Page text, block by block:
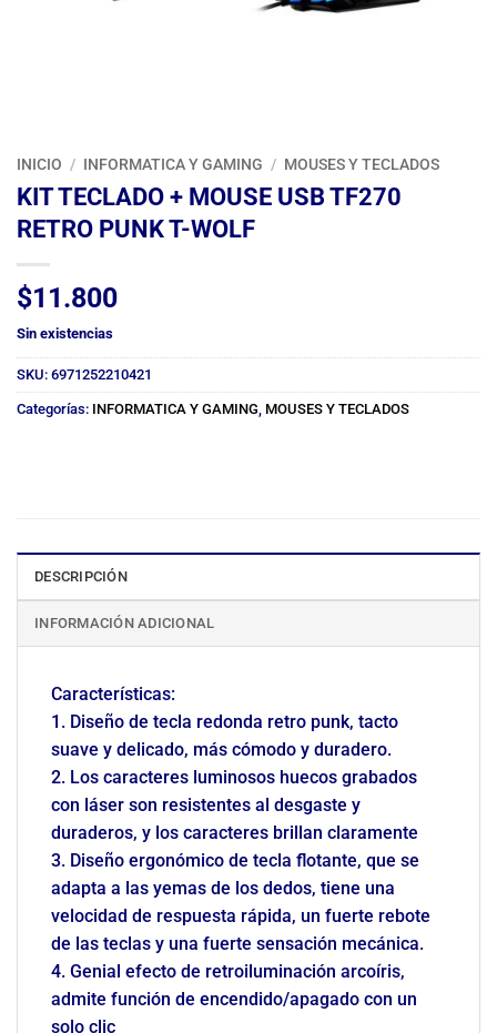
INICIO / INFORMATICA Y GAMING / MOUSES Y TECLADOS
KIT TECLADO + MOUSE USB TF270
RETRO PUNK T-WOLF
$11.800
Sin existencias
SKU: 6971252210421
Categorías: INFORMATICA Y GAMING MOUSES Y TECLADOS
DESCRIPCIÓN
INFORMACIÓN ADICIONAL
Características:
1. Diseño de tecla redonda retro punk, tacto
suave y delicado, más cómodo y duradero.
2. Los caracteres luminosos huecos grabados
con láser son resistentes al desgaste y
duraderos, y los caracteres brillan claramente
3. Diseño ergonómico de tecla flotante, que se
adapta a las yemas de los dedos, tiene una
velocidad de respuesta rápida, un fuerte rebote
de las teclas y una fuerte sensación mecánica.
4. Genial efecto de retroiluminación arcoíris,
admite función de encendido/apagado con un
solo clic